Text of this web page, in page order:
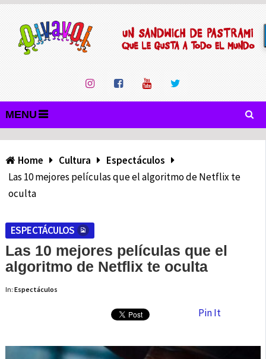
MENU
Home Cultura
Espectáculos
Las 10 mejores películas que el algoritmo de Netflix te
oculta
ESPECTÁCULOS
Las 10 mejores películas que el
algoritmo de Netflix te oculta
In: Espectáculos
Pin It